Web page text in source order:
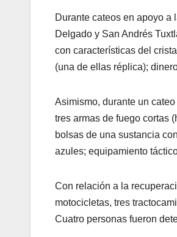
Durante cateos en apoyo a
Delgado y San Andrés
con características del
(una de ellas réplica);
Asimismo, durante un
tres armas de fuego cortas
bolsas de una sustancia
azules; equipamiento
Con relación a la
motocicletas, tres
Cuatro personas fueron